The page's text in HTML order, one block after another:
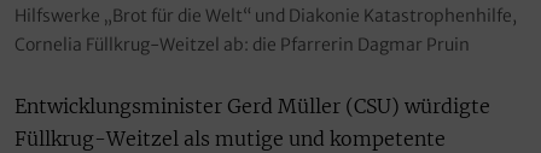
Hilfswerke „Brot für die Welt“ und Diakonie Katastrophenhilfe,
Cornelia Füllkrug-Weitzel ab: die Pfarrerin Dagmar Pruin
Entwicklungsminister Gerd Müller (CSU) würdigte
Füllkrug-Weitzel als mutige und kompetente